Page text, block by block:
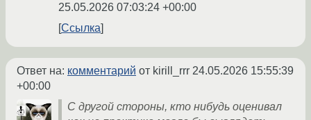
25.05.2026 07:03:24 +00:00
Ссылка
Ответ на: комментарий от kirill_rrr 24.05.2026 15:55:39
+00:00
С другой стороны, кто нибудь оценивал